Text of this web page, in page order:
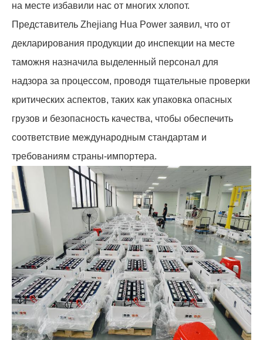
на месте избавили нас от многих хлопот.
Представитель Zhejiang Hua Power заявил, что от
декларирования продукции до инспекции на месте
таможня назначила выделенный персонал для
надзора за процессом, проводя тщательные проверки
критических аспектов, таких как упаковка опасных
грузов и безопасность качества, чтобы обеспечить
соответствие международным стандартам и
требованиям страны-импортера.